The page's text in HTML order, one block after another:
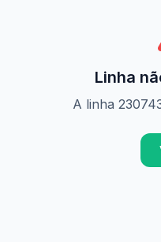
Linha
A linha